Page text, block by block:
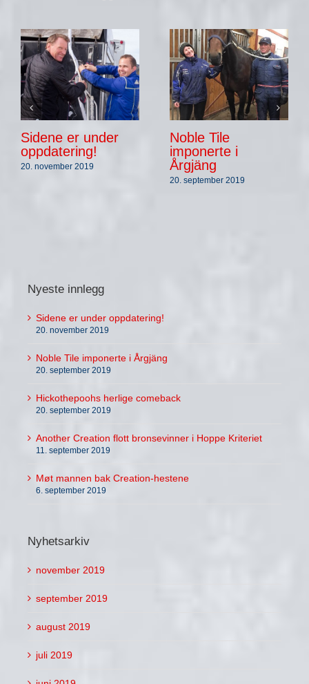
Sidene er under
oppdatering!
20. november 2019
Noble Tile
imponerte i
Årgjäng
20. september 2019
Nyeste innlegg
Sidene er under oppdatering!
20. november 2019
Noble Tile imponerte i Årgjäng
20. september 2019
Hickothepoohs herlige comeback
20. september 2019
Another Creation flott bronsevinner i Hoppe Kriteriet
11. september 2019
Møt mannen bak Creation-hestene
6. september 2019
Nyhetsarkiv
november 2019
september 2019
august 2019
juli 2019